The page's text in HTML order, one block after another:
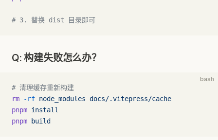
# 3. 替换 dist 目录即可
Q: 构建失败怎么办？
bash
# 清理缓存重新构建
rm -rf node_modules docs/.vitepress/cache
pnpm install
pnpm build